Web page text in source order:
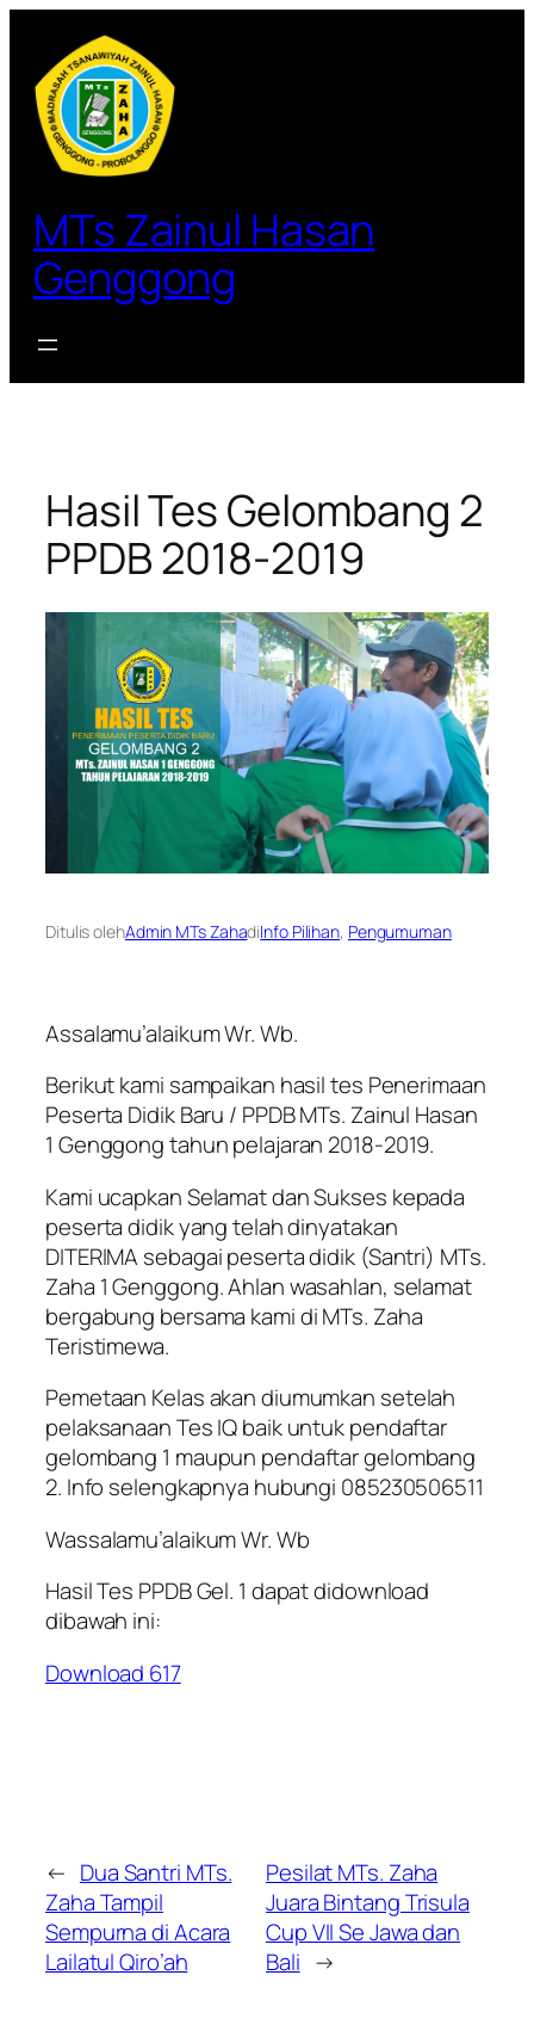
konten
MTs Zainul Hasan
Genggong
Hasil Tes Gelombang 2
PPDB 2018-2019
Ditulis olehAdmin MTs ZahadiInfo Pilihan, Pengumuman
Assalamu’alaikum Wr. Wb.
Berikut kami sampaikan hasil tes Penerimaan
Peserta Didik Baru / PPDB MTs. Zainul Hasan
1 Genggong tahun pelajaran 2018-2019.
Kami ucapkan Selamat dan Sukses kepada
peserta didik yang telah dinyatakan
DITERIMA sebagai peserta didik (Santri) MTs.
Zaha 1 Genggong. Ahlan wasahlan, selamat
bergabung bersama kami di MTs. Zaha
Teristimewa.
Pemetaan Kelas akan diumumkan setelah
pelaksanaan Tes IQ baik untuk pendaftar
gelombang 1 maupun pendaftar gelombang
2. Info selengkapnya hubungi 085230506511
Wassalamu’alaikum Wr. Wb
Hasil Tes PPDB Gel. 1 dapat didownload
dibawah ini:
Download 617
← Dua Santri MTs.
Zaha Tampil
Sempurna di Acara
Lailatul Qiro’ah
Pesilat MTs. Zaha
Juara Bintang Trisula
Cup VII Se Jawa dan
Bali →